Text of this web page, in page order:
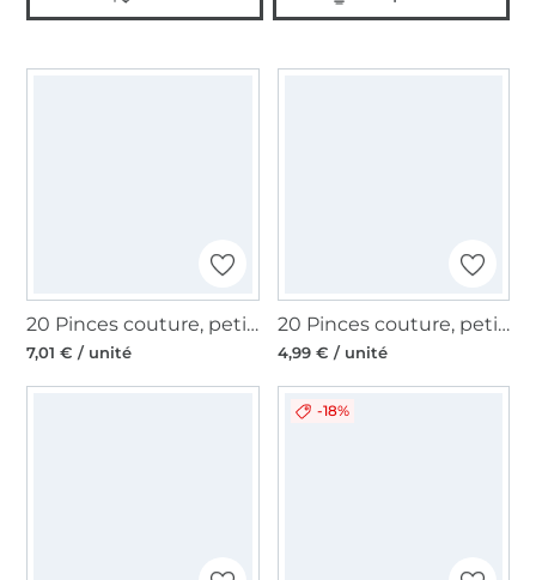
20 Pinces couture, petite, multicolore
7,01 € / unité
20 Pinces couture, petite, 2,5cm, multicolore
4,99 € / unité
-18%